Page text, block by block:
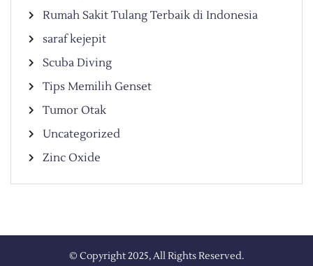
Rumah Sakit Tulang Terbaik di Indonesia
saraf kejepit
Scuba Diving
Tips Memilih Genset
Tumor Otak
Uncategorized
Zinc Oxide
© Copyright 2025, All Rights Reserved.